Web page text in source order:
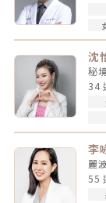
沈
秘
34
李
麗
55